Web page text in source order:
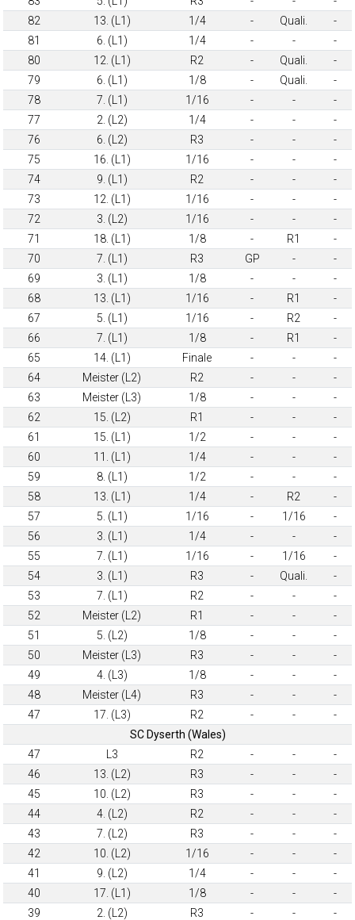
82
13. (L1) 1/4 - Quali.
-
81
6. (L1) 1/4 - -
-
80
12. (L1) R2 - Quali.
-
79
6. (L1) 1/8 - Quali.
-
78
7. (L1) 1/16 - -
-
77
2. (L2) 1/4 - -
-
76
6. (L2) R3 - -
-
75
16. (L1) 1/16 - -
-
74
9. (L1) R2 - -
-
73
12. (L1) 1/16 - -
-
72
3. (L2) 1/16 - -
-
71
18. (L1) 1/8 - R1
-
70
7. (L1) R3 GP -
-
69
3. (L1) 1/8 - -
-
68
13. (L1) 1/16 - R1
-
67
5. (L1) 1/16 - R2
-
66
7. (L1) 1/8 - R1
-
65
14. (L1) Finale - -
-
64
Meister (L2) R2 - -
-
63
Meister (L3) 1/8 - -
-
62
15. (L2) R1 - -
-
61
15. (L1) 1/2 - -
-
60
11. (L1) 1/4 - -
-
59
8. (L1) 1/2 - -
-
58
13. (L1) 1/4 - R2
-
57
5. (L1) 1/16 - 1/16
-
56
3. (L1) 1/4 - -
-
55
7. (L1) 1/16 - 1/16
-
54
3. (L1) R3 - Quali.
-
53
7. (L1) R2 - -
-
52
Meister (L2) R1 - -
-
51
5. (L2) 1/8 - -
-
50
Meister (L3) R3 - -
-
49
4. (L3) 1/8 - -
-
48
Meister (L4) R3 - -
-
47
17. (L3) R2 - -
-
SC Dyserth (Wales)
47
L3 R2 - -
-
46
13. (L2) R3 - -
-
45
10. (L2) R3 - -
-
44
4. (L2) R2 - -
-
43
7. (L2) R3 - -
-
42
10. (L2) 1/16 - -
-
41
9. (L2) 1/4 - -
-
40
17. (L1) 1/8 - -
-
39
2. (L2) R3 - -
-